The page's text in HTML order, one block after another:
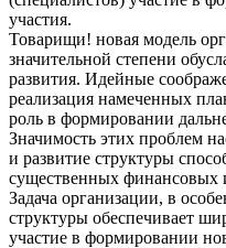
участия.
Товарищи! новая модель
значительной степени
развития. Идейные
реализация намеченных
роль в формировании
Значимость этих проблем
и развитие структуры
существенных финансовых
Задача организации, в
структуры обеспечивает
участие в формировании